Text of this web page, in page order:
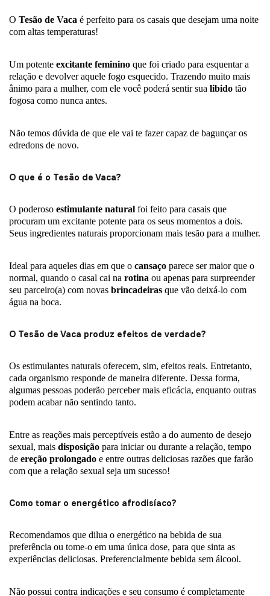
O Tesão de Vaca é perfeito para os casais que desejam uma noite
com altas temperaturas!
Um potente excitante feminino que foi criado para esquentar a
relação e devolver aquele fogo esquecido. Trazendo muito mais
ânimo para a mulher, com ele você poderá sentir sua libido tão
fogosa como nunca antes.
Não temos dúvida de que ele vai te fazer capaz de bagunçar os
edredons de novo.
O que é o Tesão de Vaca?
O poderoso estimulante natural foi feito para casais que
procuram um excitante potente para os seus momentos a dois.
Seus ingredientes naturais proporcionam mais tesão para a mulher.
Ideal para aqueles dias em que o cansaço parece ser maior que o
normal, quando o casal cai na rotina ou apenas para surpreender
seu parceiro(a) com novas brincadeiras que vão deixá-lo com
água na boca.
O Tesão de Vaca produz efeitos de verdade?
Os estimulantes naturais oferecem, sim, efeitos reais. Entretanto,
cada organismo responde de maneira diferente. Dessa forma,
algumas pessoas poderão perceber mais eficácia, enquanto outras
podem acabar não sentindo tanto.
Entre as reações mais perceptíveis estão a do aumento de desejo
sexual, mais disposição para iniciar ou durante a relação, tempo
de ereção prolongado e entre outras deliciosas razões que farão
com que a relação sexual seja um sucesso!
Como tomar o energético afrodisíaco?
Recomendamos que dilua o energético na bebida de sua
preferência ou tome-o em uma única dose, para que sinta as
experiências deliciosas. Preferencialmente bebida sem álcool.
Não possui contra indicações e seu consumo é completamente